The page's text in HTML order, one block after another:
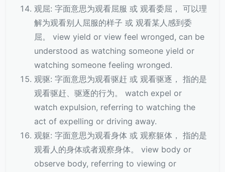
观屈: 字面意思为观看屈服 或 观看委屈， 可以理
解为观看别人屈服的样子 或 观看某人感到委
屈。 view yield or view feel wronged, can be
understood as watching someone yield or
watching someone feeling wronged.
观驱: 字面意思为观看驱赶 或 观看驱逐， 指的是
观看驱赶、驱逐的行为。 watch expel or
watch expulsion, referring to watching the
act of expelling or driving away.
观躯: 字面意思为观看身体 或 观察躯体， 指的是
观看人的身体或者观察身体。 view body or
observe body, referring to viewing or